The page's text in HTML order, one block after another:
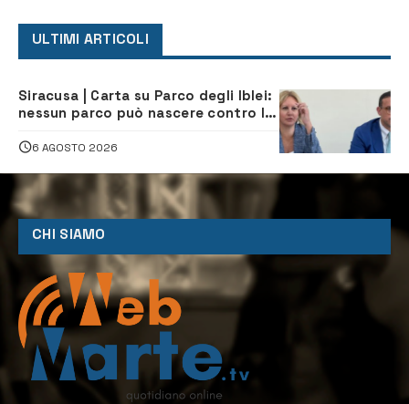
ULTIMI ARTICOLI
Siracusa | Carta su Parco degli Iblei:
nessun parco può nascere contro le
6 AGOSTO 2026
CHI SIAMO